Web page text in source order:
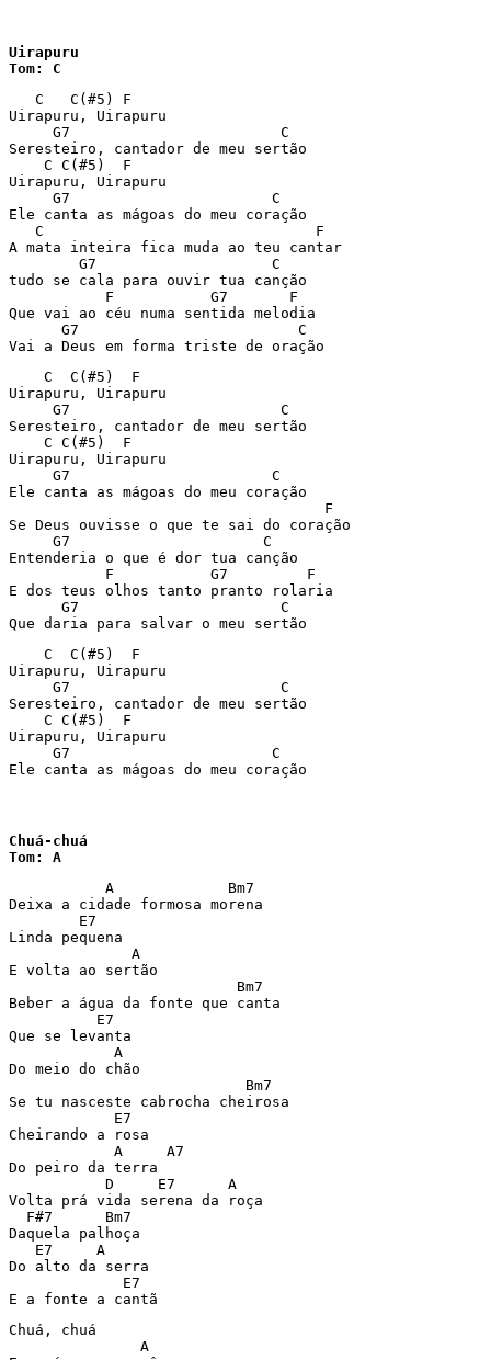
Uirapuru
Tom: C
   C   C(#5) F
Uirapuru, Uirapuru
     G7                        C
Seresteiro, cantador de meu sertão
    C C(#5)  F
Uirapuru, Uirapuru
     G7                       C
Ele canta as mágoas do meu coração
   C                               F
A mata inteira fica muda ao teu cantar
        G7                    C
tudo se cala para ouvir tua canção
           F           G7       F
Que vai ao céu numa sentida melodia
      G7                         C
Vai a Deus em forma triste de oração
    C  C(#5)  F
Uirapuru, Uirapuru
     G7                        C
Seresteiro, cantador de meu sertão
    C C(#5)  F
Uirapuru, Uirapuru
     G7                       C
Ele canta as mágoas do meu coração
                                    F
Se Deus ouvisse o que te sai do coração
     G7                      C
Entenderia o que é dor tua canção
           F           G7         F
E dos teus olhos tanto pranto rolaria
      G7                       C
Que daria para salvar o meu sertão
    C  C(#5)  F
Uirapuru, Uirapuru
     G7                        C
Seresteiro, cantador de meu sertão
    C C(#5)  F
Uirapuru, Uirapuru
     G7                       C
Ele canta as mágoas do meu coração
Chuá-chuá
Tom: A
           A             Bm7
Deixa a cidade formosa morena
        E7
Linda pequena
              A
E volta ao sertão
                          Bm7
Beber a água da fonte que canta
          E7
Que se levanta
            A
Do meio do chão
                           Bm7
Se tu nasceste cabrocha cheirosa
            E7
Cheirando a rosa
            A     A7
Do peiro da terra
           D     E7      A
Volta prá vida serena da roça
  F#7      Bm7
Daquela palhoça
   E7     A
Do alto da serra
             E7
E a fonte a cantã
Chuá, chuá
               A